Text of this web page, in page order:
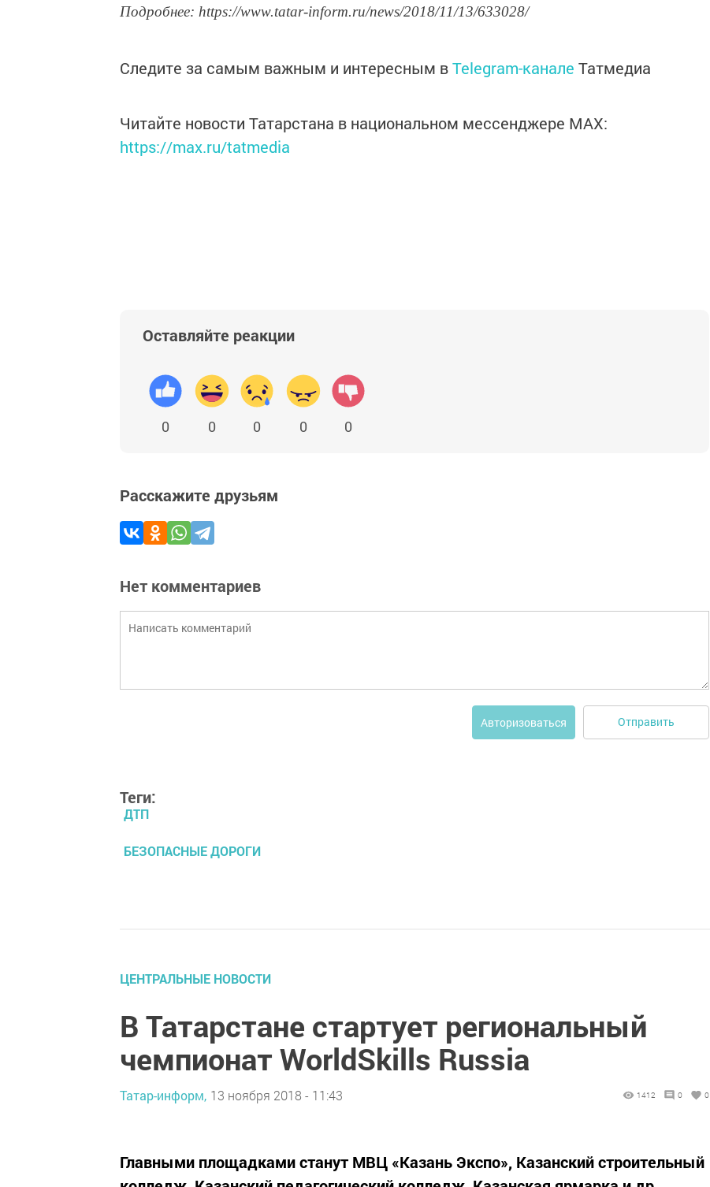
Подробнее: https://www.tatar-inform.ru/news/2018/11/13/633028/
Следите за самым важным и интересным вTelegram-канале Татмедиа
Читайте новости Татарстана в национальном мессенджере MАХ:
https://max.ru/tatmedia
Оставляйте реакции
0 0 0 0 0
Расскажите друзьям
Нет комментариев
Авторизоваться Отправить
Теги:
ДТП
БЕЗОПАСНЫЕ ДОРОГИ
ЦЕНТРАЛЬНЫЕ НОВОСТИ
В Татарстане стартует региональный
чемпионат WorldSkills Russia
Татар-информ, 13 ноября 2018 - 11:43 1412 0 0
Главными площадками станут МВЦ «Казань Экспо», Казанский строительный